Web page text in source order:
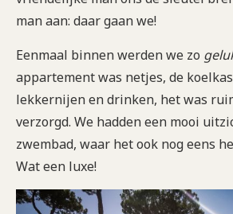
man aan: daar gaan we!
Eenmaal binnen werden we zo
appartement was netjes, de
lekkernijen en drinken, het was
verzorgd. We hadden een mooi
zwembad, waar het ook nog eens
Wat een luxe!